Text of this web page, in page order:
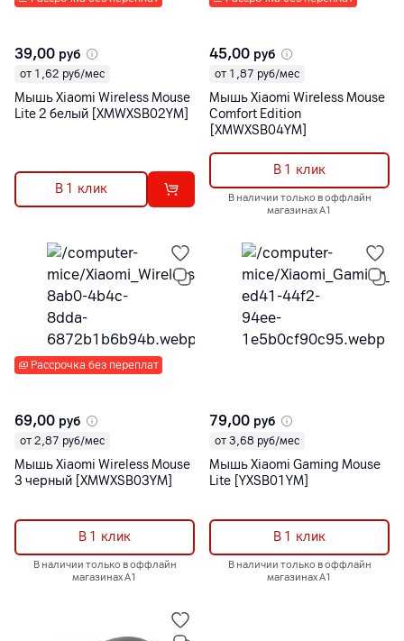
39,00 руб
от 1,62 руб/мес
Мышь Xiaomi Wireless Mouse
Lite 2 белый [XMWXSB02YM]
В 1 клик
45,00 руб
от 1,87 руб/мес
Мышь Xiaomi Wireless Mouse
Comfort Edition
[XMWXSB04YM]
В 1 клик
В наличии только в оффлайн
магазинах А1
Рассрочка без переплат
69,00 руб
от 2,87 руб/мес
Мышь Xiaomi Wireless Mouse
3 черный [XMWXSB03YM]
В 1 клик
В наличии только в оффлайн
магазинах А1
79,00 руб
от 3,68 руб/мес
Мышь Xiaomi Gaming Mouse
Lite [YXSB01YM]
В 1 клик
В наличии только в оффлайн
магазинах А1